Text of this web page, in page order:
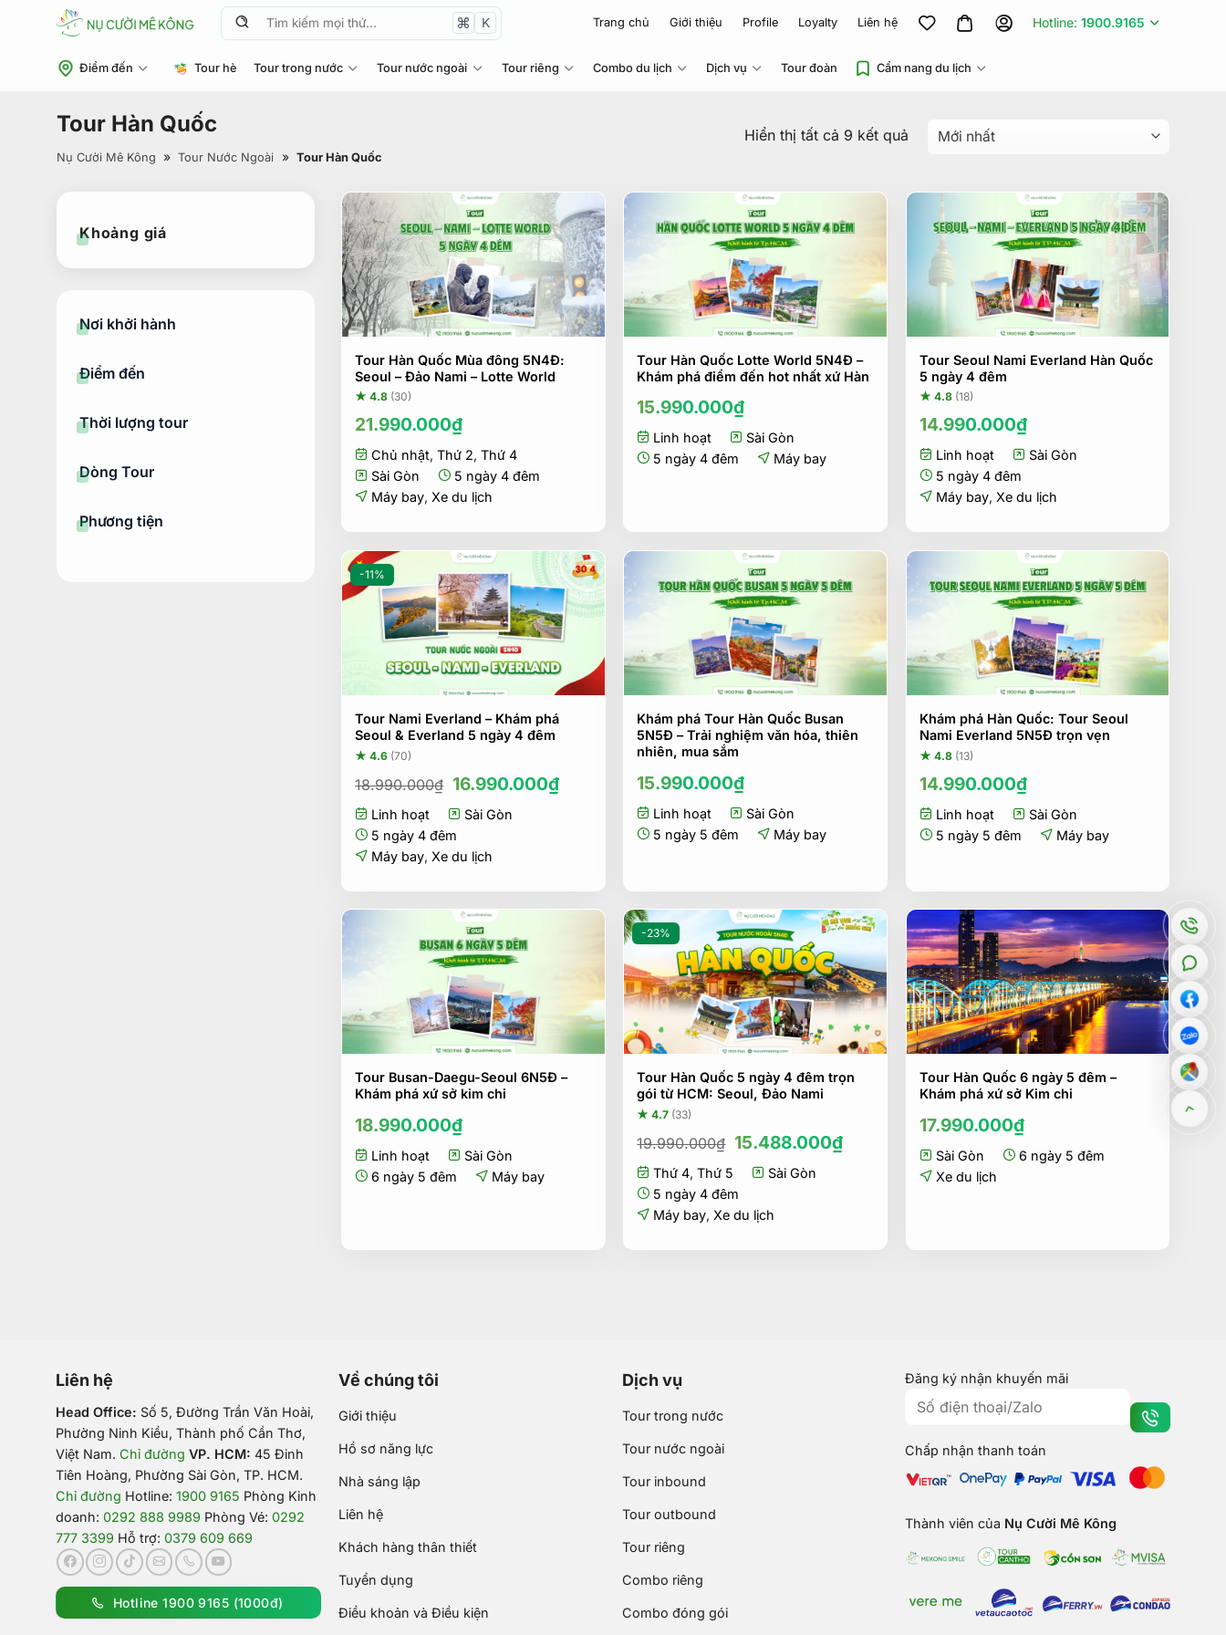
Tìm
K Trang chủ Giới thiệu Profile Loyalty Liên hệ Hotline: 1900.9165
Điểm đến Tour hè Tour trong nước Tour nước ngoài Tour riêng Combo du lịch Dịch vụ Tour đoàn Cẩm nang du lịch
Tour Hàn Quốc
Nụ Cười Mê Kông » Tour Nước Ngoài » Tour Hàn Quốc
Hiển thị tất cả 9 kết quảĐược
theo
nhất
Khoảng giá
Giá
nhất
Giá
nhất
Nơi khởi hành
Điểm đến
Thời lượng tour
Dòng Tour
Phương tiện
Tour Hàn Quốc Mùa đông 5N4Đ:
Seoul – Đảo Nami – Lotte World
★ 4.8 (30)
21.990.000₫
Chủ nhật,Thứ 2,Thứ 4
Sài Gòn
5 ngày 4 đêm
Máy bay,Xe du lịch
Tour Hàn Quốc Lotte World 5N4Đ –
Khám phá điểm đến hot nhất xứ Hàn
15.990.000₫
Linh hoạt
Sài Gòn
5 ngày 4 đêm
Máy bay
Tour Seoul Nami Everland Hàn Quốc
5 ngày 4 đêm
★ 4.8 (18)
14.990.000₫
Linh hoạt
Sài Gòn
5 ngày 4 đêm
Máy bay, Xe du lịch
-11%
Tour Nami Everland – Khám phá
Seoul & Everland 5 ngày 4 đêm
★ 4.6 (70)
18.990.000₫ Giá
là:
18.990.000₫.
16.990.000₫Giá
Linh hoạt
Sài Gòn
5 ngày 4 đêm
Máy bay,Xe du lịch
Khám phá Tour Hàn Quốc Busan
5N5Đ – Trải nghiệm văn hóa, thiên
nhiên, mua sắm
15.990.000₫
Linh hoạt
Sài Gòn
5 ngày 5 đêm
Máy bay
Khám phá Hàn Quốc: Tour Seoul
Nami Everland 5N5Đ trọn vẹn
★ 4.8 (13)
14.990.000₫
Linh hoạt
Sài Gòn
5 ngày 5 đêm
Máy bay
Tour Busan-Daegu-Seoul 6N5Đ –
Khám phá xứ sở kim chi
18.990.000₫
Linh hoạt
Sài Gòn
6 ngày 5 đêm
Máy bay
-23%
Tour Hàn Quốc 5 ngày 4 đêm trọn
gói từ HCM: Seoul, Đảo Nami
★ 4.7 (33)
19.990.000₫ Giá
là:
19.990.000₫.
15.488.000₫Giá
Thứ 4,Thứ 5
Sài Gòn
5 ngày 4 đêm
Máy bay,Xe du lịch
Tour Hàn Quốc 6 ngày 5 đêm –
Khám phá xứ sở Kim chi
17.990.000₫
Sài Gòn
6 ngày 5 đêm
Xe du lịch
Liên hệ
Head Office: Số 5, Đường Trần Văn Hoài,
Phường Ninh Kiều, Thành phố Cần Thơ,
Việt Nam. Chỉ đường VP. HCM: 45 Đinh
Tiên Hoàng, Phường Sài Gòn, TP. HCM.
Chỉ đường Hotline: 1900 9165 Phòng Kinh
doanh: 0292 888 9989 Phòng Vé: 0292
777 3399 Hỗ trợ: 0379 609 669
Hotline 1900 9165 (1000đ)
Về chúng tôi
Giới thiệu
Hồ sơ năng lực
Nhà sáng lập
Liên hệ
Khách hàng thân thiết
Tuyển dụng
Điều khoản và Điều kiện
Dịch vụ
Tour trong nước
Tour nước ngoài
Tour inbound
Tour outbound
Tour riêng
Combo riêng
Combo đóng gói
Đăng ký nhận khuyến mãi
Chấp nhận thanh toán
Thành viên của Nụ Cười Mê Kông